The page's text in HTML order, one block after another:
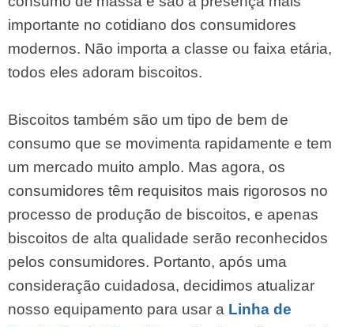
importante no cotidiano dos consumidores
modernos. Não importa a classe ou faixa etária,
todos eles adoram biscoitos.
Biscoitos também são um tipo de bem de
consumo que se movimenta rapidamente e tem
um mercado muito amplo. Mas agora, os
consumidores têm requisitos mais rigorosos no
processo de produção de biscoitos, e apenas
biscoitos de alta qualidade serão reconhecidos
pelos consumidores. Portanto, após uma
consideração cuidadosa, decidimos atualizar
nosso equipamento para usar a Linha de